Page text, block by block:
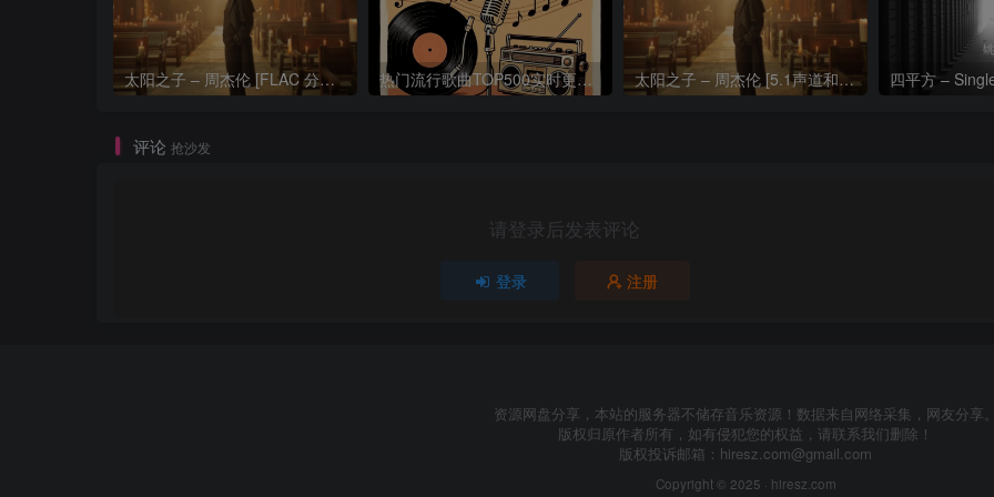
太阳之子 – 周杰伦 [FLAC 分轨 192Khz 24bit] 热门流行歌曲TOP500实时更新192khz/24bit【母带音质】 太阳之子 – 周杰伦 [5.1声道和192k母带] 四平方 –
评论 抢沙发
请登录后发表评论
登录 注册
资源网盘分享，本站的服务器不储存音乐资源！数据来自网络采集，网友分享。
版权归原作者所有，如有侵犯您的权益，请联系我们删除！
版权投诉邮箱： hiresz.com@gmail.com
Copyright © 2025 · hiresz.com